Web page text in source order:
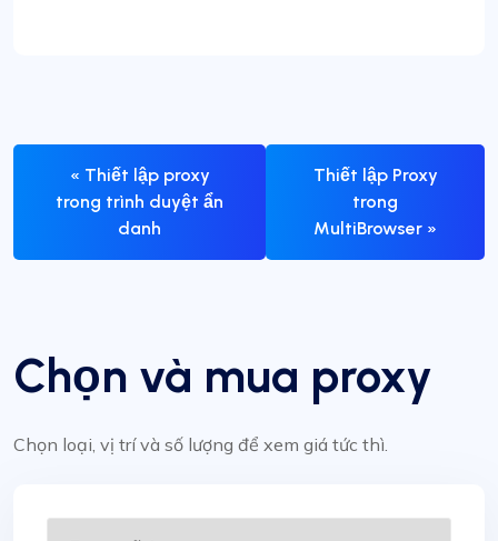
« Thiết lập proxy
trong trình duyệt ẩn
danh
Thiết lập Proxy
trong
MultiBrowser »
Chọn và mua proxy
Chọn loại, vị trí và số lượng để xem giá tức thì.